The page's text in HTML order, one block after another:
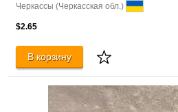
Черкассы (Черкасская обл.)
$2.65
В корзину